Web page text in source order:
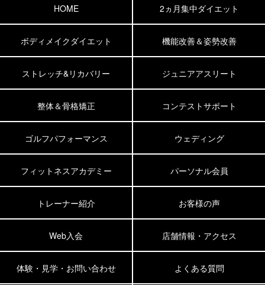
HOME 2ヵ月集中ダイエット
ボディメイクダイエット 機能改善＆姿勢改善
ストレッチ&リカバリー ジュニアアスリート
整体＆骨格矯正 コンテストサポート
ゴルフパフォーマンス ウェディング
フィットネスアカデミー パーソナル会員
トレーナー紹介 お客様の声
Web入会 店舗情報・アクセス
体験・見学・お問い合わせ よくある質問